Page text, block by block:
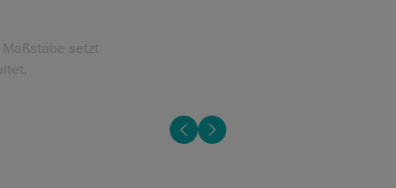
Lesen Sie, wie Sutter Medizintechnik neue Maßstäbe setzt
und die Zukunft der Branche aktiv mitgestaltet.